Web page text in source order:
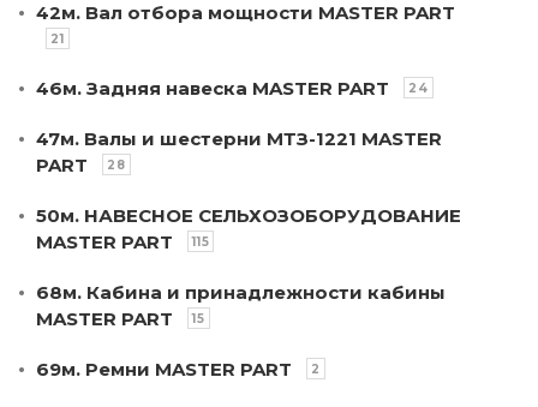
42м. Вал отбора мощности MASTER PART
21
46м. Задняя навеска MASTER PART 24
47м. Валы и шестерни МТЗ-1221 MASTER
PART
28
50м. НАВЕСНОЕ СЕЛЬХОЗОБОРУДОВАНИЕ
MASTER PART
115
68м. Кабина и принадлежности кабины
MASTER PART
15
69м. Ремни MASTER PART 2